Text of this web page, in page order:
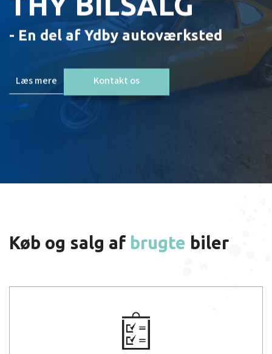
- En del af Ydby autoværksted
Læs mere Kontakt os
Køb og salg af brugte biler